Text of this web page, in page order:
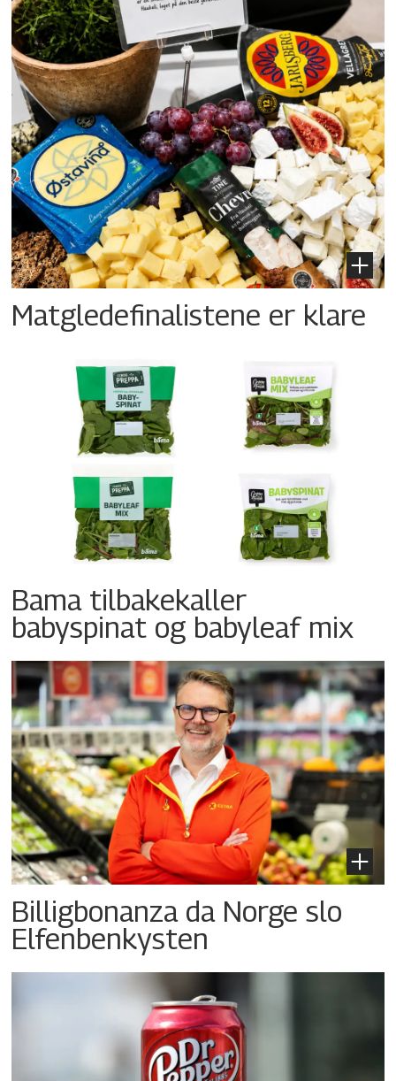
Matgledefinalistene er klare
Bama tilbakekaller
babyspinat og babyleaf mix
Billigbonanza da Norge slo
Elfenbenkysten